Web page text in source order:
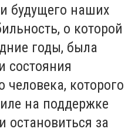
будущего наших
о которой
годы, была
состояния
человека, которого
на поддержке
за